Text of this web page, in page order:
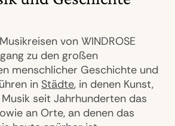
von WINDROSE
zu den großen
menschlicher Geschichte und
in Städte, in denen Kunst,
seit Jahrhunderten das
an Orte, an denen das